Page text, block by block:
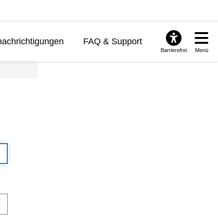
FAQ & Support
Barrierefrei Menü